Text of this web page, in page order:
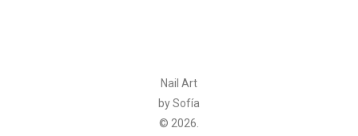
Nail Art
by Sofía
© 2026.